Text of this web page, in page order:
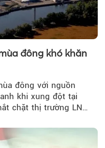
đông khó khăn
đông với nguồn
khi xung đột tại
chặt thị trường LNG